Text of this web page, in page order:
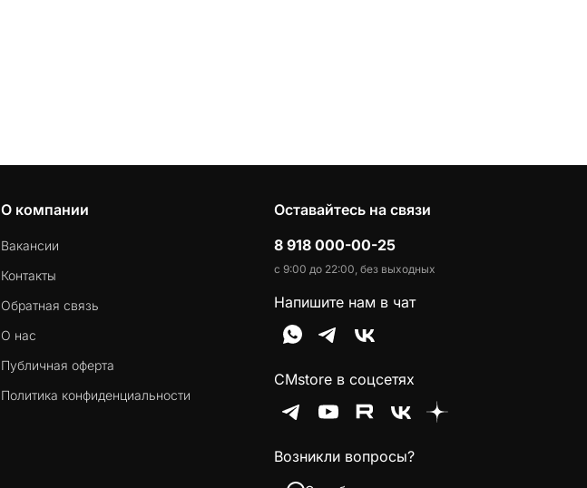
О компании
Вакансии
Контакты
Обратная связь
О нас
Публичная оферта
Политика конфиденциальности
Оставайтесь на связи
8 918 000-00-25
с 9:00 до 22:00, без выходных
Напишите нам в чат
CMstore в соцсетях
Возникли вопросы?